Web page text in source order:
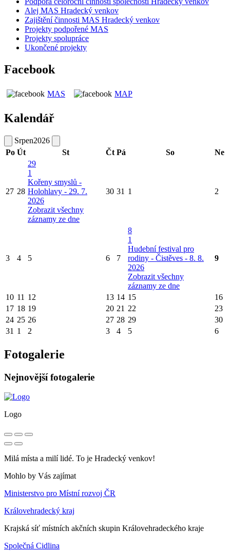
Alej MAS Hradecký venkov
Zajištění činnosti MAS Hradecký venkov
Projekty podpořené MAS
Projekty spolupráce
Ukončené projekty
Facebook
MAS MAP
Kalendář
Srpen2026
Po Út St Čt Pá So Ne
27 28
29
1
Kořeny smyslů -
Holohlavy - 29. 7.
2026
Zobrazit všechny
záznamy ze dne
30 31 1 2
3 4 5 6 7
8
1
Hudební festival pro
rodiny - Čistěves - 8. 8.
2026
Zobrazit všechny
záznamy ze dne
9
10 11 12 13 14 15
16
17 18 19 20 21 22
23
24 25 26 27 28 29
30
31 1 2 3 4 5 6
Fotogalerie
Nejnovější fotogalerie
Logo
Milá místa a milí lidé. To je Hradecký venkov!
Mohlo by Vás zajímat
Ministerstvo pro Místní rozvoj ČR
Královehradecký kraj
Krajská síť místních akčních skupin Královehradeckého kraje
Společná Cidlina